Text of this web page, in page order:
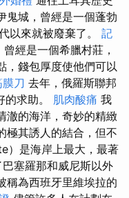
鬼城，曾經是一個蓬勃
以來就被廢棄了。 記
經是一個希臘村莊，
，錢包厚度使他們可以
刀 去年，俄羅斯聯邦
求助。 肌肉酸痛 我
澈的海洋，奇妙的精緻
極其誘人的結合，但不
）是海岸上最大，最著
塞羅那和威尼斯以外
稱為西班牙里維埃拉的